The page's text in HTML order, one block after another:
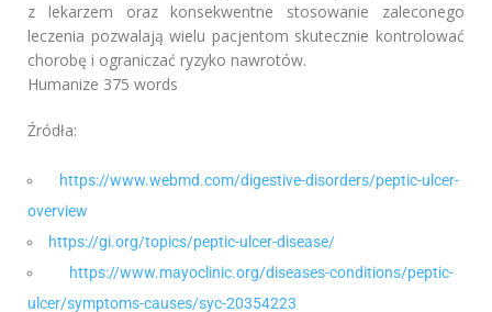
z lekarzem oraz konsekwentne stosowanie zaleconego
leczenia pozwalają wielu pacjentom skutecznie kontrolować
chorobę i ograniczać ryzyko nawrotów.
Humanize 375 words
Źródła:
https://www.webmd.com/digestive-disorders/peptic-ulcer-
overview
https://gi.org/topics/peptic-ulcer-disease/
https://www.mayoclinic.org/diseases-conditions/peptic-
ulcer/symptoms-causes/syc-20354223